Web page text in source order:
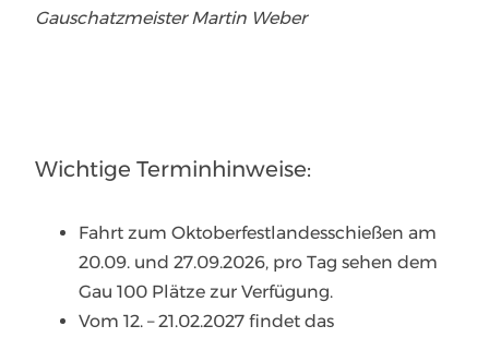
Gauschatzmeister Martin Weber
Wichtige Terminhinweise:
Fahrt zum Oktoberfestlandesschießen am
20.09. und 27.09.2026, pro Tag sehen dem
Gau 100 Plätze zur Verfügung.
Vom 12. – 21.02.2027 findet das